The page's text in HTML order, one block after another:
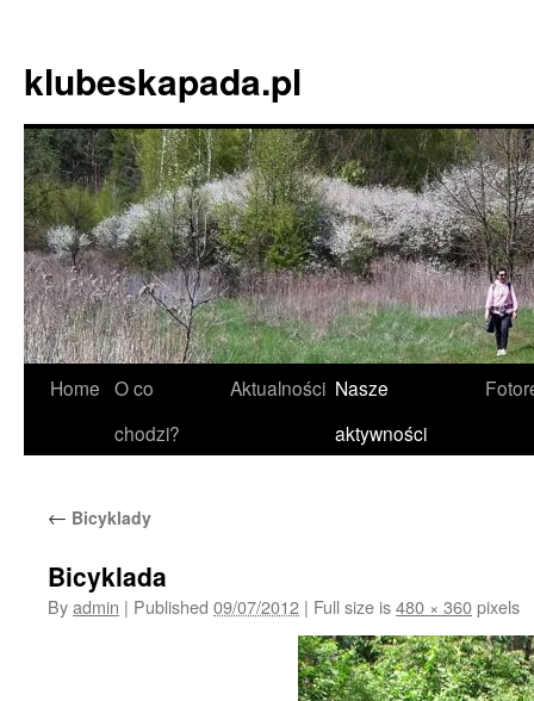
content
klubeskapada.pl
Home O co
chodzi?
Aktualności Nasze
aktywności
← Bicyklady
Bicyklada
Byadmin | Published 09/07/2012 | Full size is480 × 360pixels